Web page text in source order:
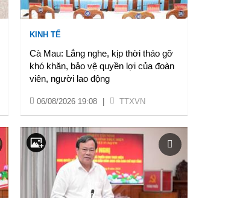
KINH TẾ
Cà Mau: Lắng nghe, kịp thời tháo gỡ
khó khăn, bảo vệ quyền lợi của đoàn
viên, người lao động
06/08/2026 19:08 TTXVN